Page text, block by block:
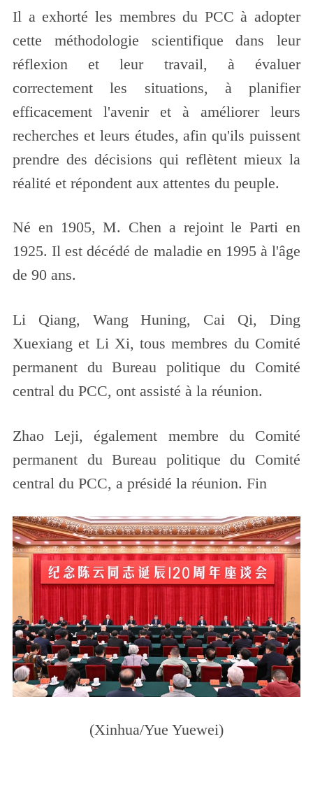
Il a exhorté les membres du PCC à adopter
cette méthodologie scientifique dans leur
réflexion et leur travail, à évaluer
correctement les situations, à planifier
efficacement l'avenir et à améliorer leurs
recherches et leurs études, afin qu'ils puissent
prendre des décisions qui reflètent mieux la
réalité et répondent aux attentes du peuple.
Né en 1905, M. Chen a rejoint le Parti en
1925. Il est décédé de maladie en 1995 à l'âge
de 90 ans.
Li Qiang, Wang Huning, Cai Qi, Ding
Xuexiang et Li Xi, tous membres du Comité
permanent du Bureau politique du Comité
central du PCC, ont assisté à la réunion.
Zhao Leji, également membre du Comité
permanent du Bureau politique du Comité
central du PCC, a présidé la réunion. Fin
(Xinhua/Yue Yuewei)